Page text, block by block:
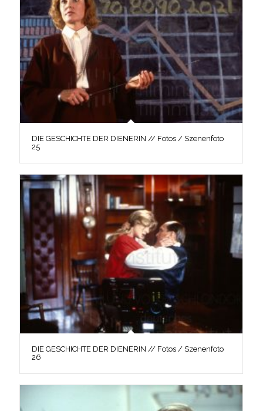
DIE GESCHICHTE DER DIENERIN // Fotos / Szenenfoto
25
DIE GESCHICHTE DER DIENERIN // Fotos / Szenenfoto
26